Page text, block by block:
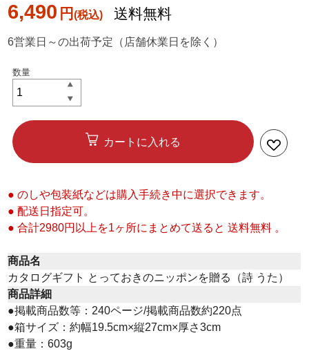
6,490 円 送料無料
6営業日～の出荷予定（店舗休業日を除く）
カートに入れる
● のしや包装紙などは購入手続き中に選択できます。
● 配送日指定可。
● 合計2980円以上を1ヶ所にまとめて送ると 送料無料 。
商品名
カタログギフト とっておきのニッポンを贈る（詩 うた）
商品詳細
●掲載商品数等：240ページ/掲載商品数約220点
●箱サイズ：約幅19.5cm×縦27cm×厚さ3cm
●重量：603g